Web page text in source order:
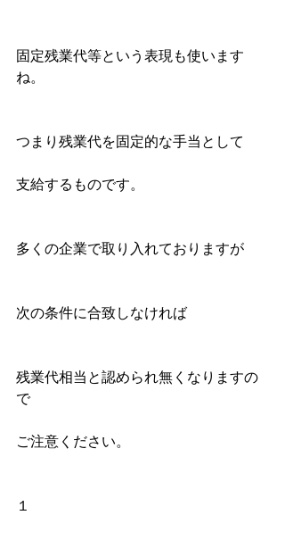
固定残業代等という表現も使います
ね。
つまり残業代を固定的な手当として
支給するものです。
多くの企業で取り入れておりますが
次の条件に合致しなければ
残業代相当と認められ無くなりますの
で
ご注意ください。
１